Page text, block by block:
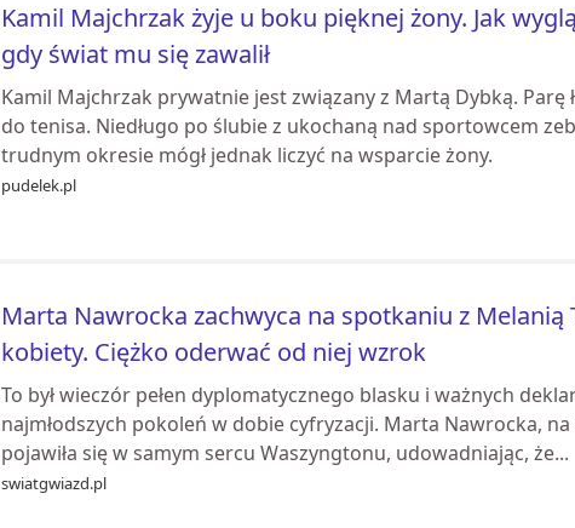
Kamil Majchrzak żyje u boku pięknej żony. Jak
gdy świat mu się zawalił
Kamil Majchrzak prywatnie jest związany z Martą Dybką. Parę
do tenisa. Niedługo po ślubie z ukochaną nad sportowcem
trudnym okresie mógł jednak liczyć na wsparcie żony.
pudelek.pl
Marta Nawrocka zachwyca na spotkaniu z Melanią
kobiety. Ciężko oderwać od niej wzrok
To był wieczór pełen dyplomatycznego blasku i ważnych
najmłodszych pokoleń w dobie cyfryzacji. Marta Nawrocka,
pojawiła się w samym sercu Waszyngtonu, udowadniając, że...
swiatgwiazd.pl